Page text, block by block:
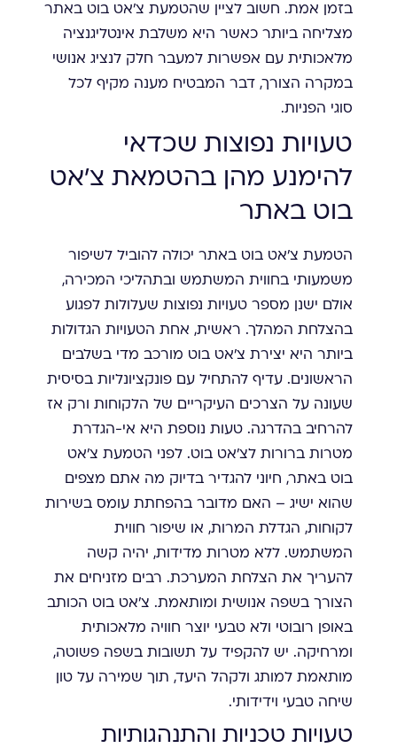
בזמן אמת. חשוב לציין שהטמעת צ'אט בוט באתר
מצליחה ביותר כאשר היא משלבת אינטליגנציה
מלאכותית עם אפשרות למעבר חלק לנציג אנושי
במקרה הצורך, דבר המבטיח מענה מקיף לכל
סוגי הפניות.
טעויות נפוצות שכדאי
להימנע מהן בהטמאת צ'אט
בוט באתר
הטמעת צ'אט בוט באתר יכולה להוביל לשיפור
משמעותי בחווית המשתמש ובתהליכי המכירה,
אולם ישנן מספר טעויות נפוצות שעלולות לפגוע
בהצלחת המהלך. ראשית, אחת הטעויות הגדולות
ביותר היא יצירת צ'אט בוט מורכב מדי בשלבים
הראשונים. עדיף להתחיל עם פונקציונליות בסיסית
שעונה על הצרכים העיקריים של הלקוחות ורק אז
להרחיב בהדרגה. טעות נוספת היא אי-הגדרת
מטרות ברורות לצ'אט בוט. לפני הטמעת צ'אט
בוט באתר, חיוני להגדיר בדיוק מה אתם מצפים
שהוא ישיג – האם מדובר בהפחתת עומס בשירות
לקוחות, הגדלת המרות, או שיפור חווית
המשתמש. ללא מטרות מדידות, יהיה קשה
להעריך את הצלחת המערכת. רבים מזניחים את
הצורך בשפה אנושית ומותאמת. צ'אט בוט הכותב
באופן רובוטי ולא טבעי יוצר חוויה מלאכותית
ומרחיקה. יש להקפיד על תשובות בשפה פשוטה,
מותאמת למותג ולקהל היעד, תוך שמירה על טון
שיחה טבעי וידידותי.
טעויות טכניות והתנהגותיות